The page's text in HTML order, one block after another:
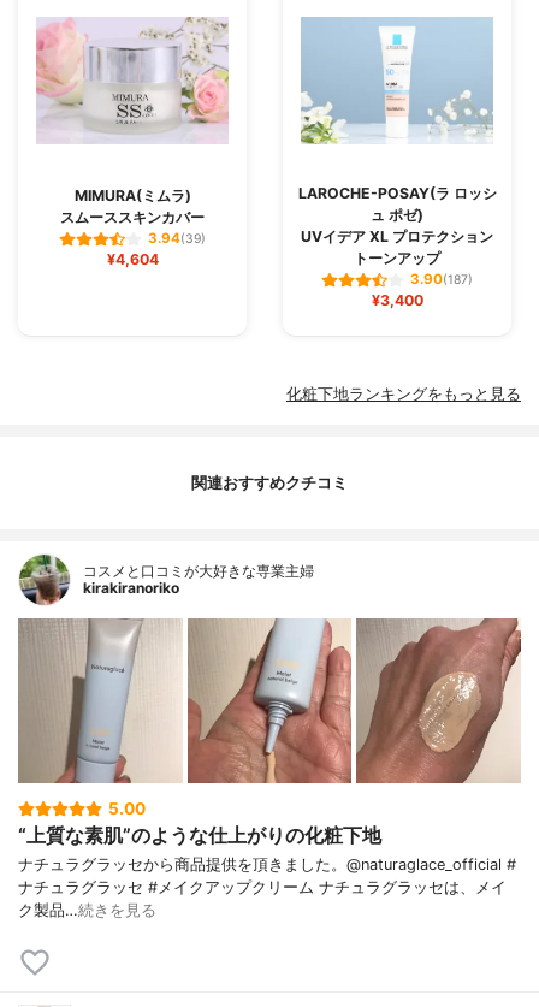
MIMURA(ミムラ)
スムーススキンカバー
3.94(39)
¥4,604
LAROCHE-POSAY(ラ ロッシ
ュ ポゼ)
UVイデア XL プロテクション
トーンアップ
3.90(187)
¥3,400
化粧下地ランキングをもっと見る
関連おすすめクチコミ
コスメと口コミが大好きな専業主婦
kirakiranoriko
5.00
“上質な素肌”のような仕上がりの化粧下地
ナチュラグラッセから商品提供を頂きました。@naturaglace_official #
ナチュラグラッセ #メイクアップクリーム ナチュラグラッセは、メイ
ク製品…続きを見る